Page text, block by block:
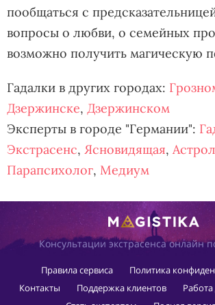
пообщаться с
вопросы о любви, о семейных
возможно получить магическую
Гадалки в других городах:
Дзержинске, Дзержинском
Эксперты в городе "Германии":
Экстрасенс, Ясновидящая,
Парапсихолог, Медиум
Консультации экстрасенса онлайн
Правила сервиса
Политика
Контакты
Поддержка клиентов